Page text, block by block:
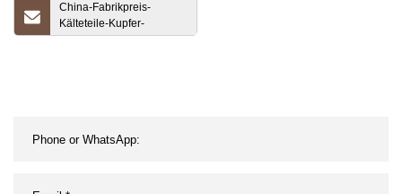
China-Fabrikpreis-
Kälteteile-Kupfer-
Anschluss-